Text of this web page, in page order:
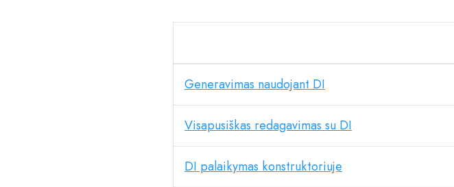
Generavimas naudojant DI
Visapusiškas redagavimas su DI
DI palaikymas konstruktoriuje